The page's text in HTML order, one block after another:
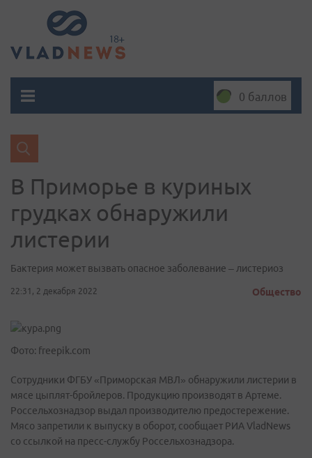
0 баллов
В Приморье в куриных
грудках обнаружили
листерии
Бактерия может вызвать опасное заболевание – листериоз
22:31, 2 декабря 2022 Общество
Фото: freepik.com
Сотрудники ФГБУ «Приморская МВЛ» обнаружили листерии в
мясе цыплят-бройлеров. Продукцию производят в Артеме.
Россельхознадзор выдал производителю предостережение.
Мясо запретили к выпуску в оборот, сообщает РИА VladNews
со ссылкой на пресс-службу Россельхознадзора.